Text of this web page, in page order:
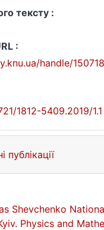
тексту :
:
handle/
1812-5409.2019/1.1
публікації
Shevchenko
Physics and